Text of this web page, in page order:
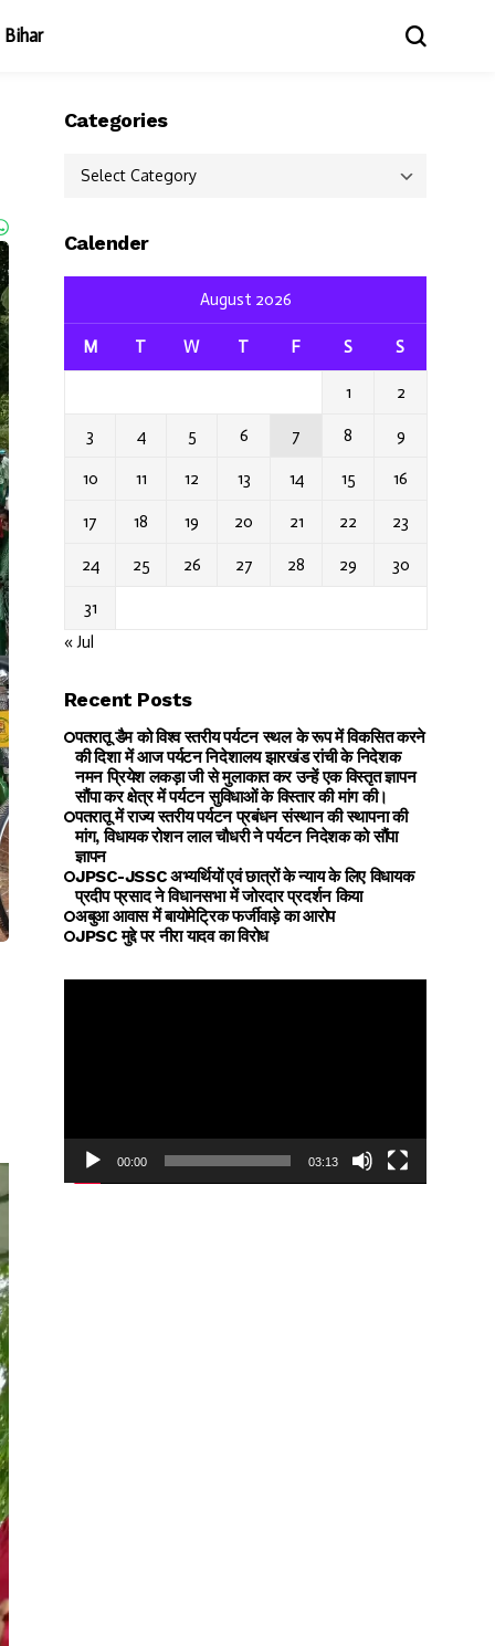
Bihar
Categories
Categories
Calender
August 2026
M T W T F S S
1 2
3 4 5 6 7 8 9
10 11 12 13 14 15 16
17 18 19 20 21 22 23
24 25 26 27 28 29 30
31
« Jul
Recent Posts
पतरातू डैम को विश्व स्तरीय पर्यटन स्थल के रूप में विकसित करने
की दिशा में आज पर्यटन निदेशालय झारखंड रांची के निदेशक
नमन प्रियेश लकड़ा जी से मुलाकात कर उन्हें एक विस्तृत ज्ञापन
सौंपा कर क्षेत्र में पर्यटन सुविधाओं के विस्तार की मांग की।
पतरातू में राज्य स्तरीय पर्यटन प्रबंधन संस्थान की स्थापना की
मांग, विधायक रोशन लाल चौधरी ने पर्यटन निदेशक को सौंपा
ज्ञापन
JPSC-JSSC अभ्यर्थियों एवं छात्रों के न्याय के लिए विधायक
प्रदीप प्रसाद ने विधानसभा में जोरदार प्रदर्शन किया
अबुआ आवास में बायोमेट्रिक फर्जीवाड़े का आरोप
JPSC मुद्दे पर नीरा यादव का विरोध
00:00 03:13